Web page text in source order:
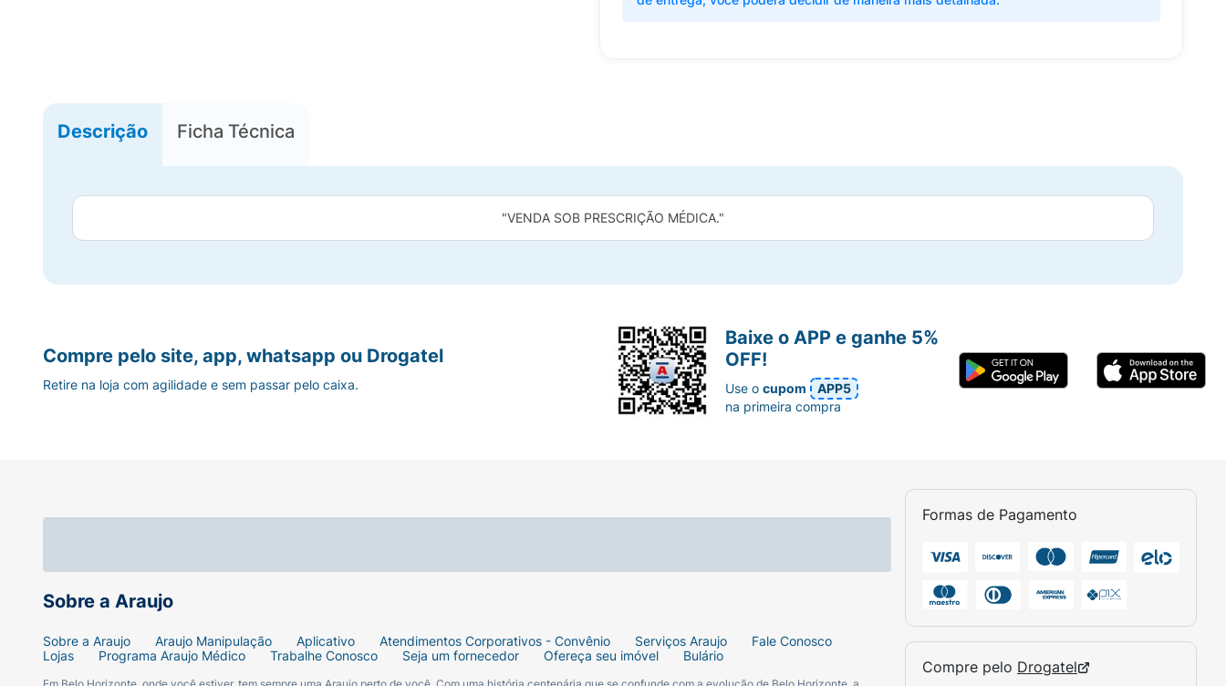
Descrição Ficha Técnica
"VENDA SOB PRESCRIÇÃO MÉDICA."
Sobre a Araujo
Sobre a Araujo Araujo Manipulação Aplicativo Atendimentos Corporativos - Convênio Serviços Araujo
Fale Conosco
Lojas
Programa Araujo Médico Trabalhe Conosco Seja um fornecedor Ofereça seu imóvel Bulário
Formas de Pagamento
Compre pelo Drogatel
Compre pelo site, app, whatsapp ou Drogatel
Retire na loja com agilidade e sem passar pelo caixa.
Baixe o APP e ganhe 5%
OFF!
Use ocupom
APP5
na primeira compra